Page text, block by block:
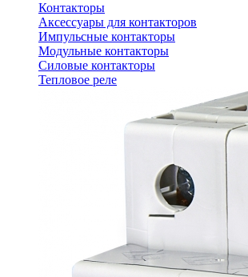
Контакторы
Аксессуары для контакторов
Импульсные контакторы
Модульные контакторы
Силовые контакторы
Тепловое реле